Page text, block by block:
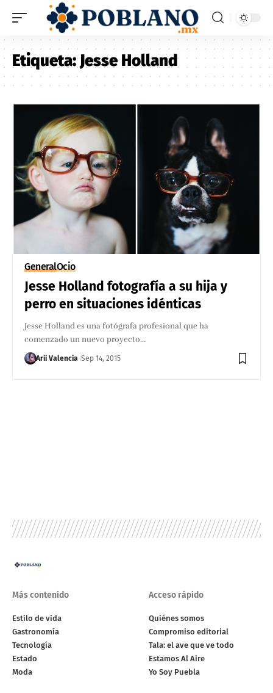
Etiqueta:Jesse Holland
GeneralOcio
Jesse Holland fotografía a su hija y
perro en situaciones idénticas
Jesse Holland es una fotógrafa profesional que ha
comenzado un nuevo proyecto…
Arii Valencia Sep 14, 2015
Más contenido
Estilo de vida
Gastronomía
Tecnología
Estado
Moda
Acceso rápido
Quiénes somos
Compromiso editorial
Tala: el ave que ve todo
Estamos Al Aire
Yo Soy Puebla